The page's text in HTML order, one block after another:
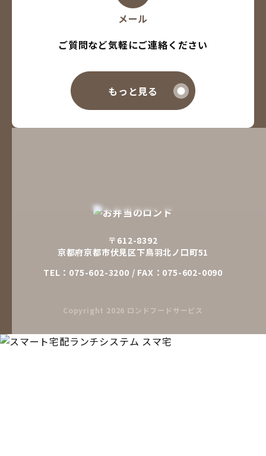
メール
ご質問など気軽にご連絡ください
もっと見る
〒612-8392
京都府京都市伏見区下鳥羽北ノ口町51
TEL： 075-602-3200 / FAX：075-602-0090
Copyright 2026 ロンドフードサービス